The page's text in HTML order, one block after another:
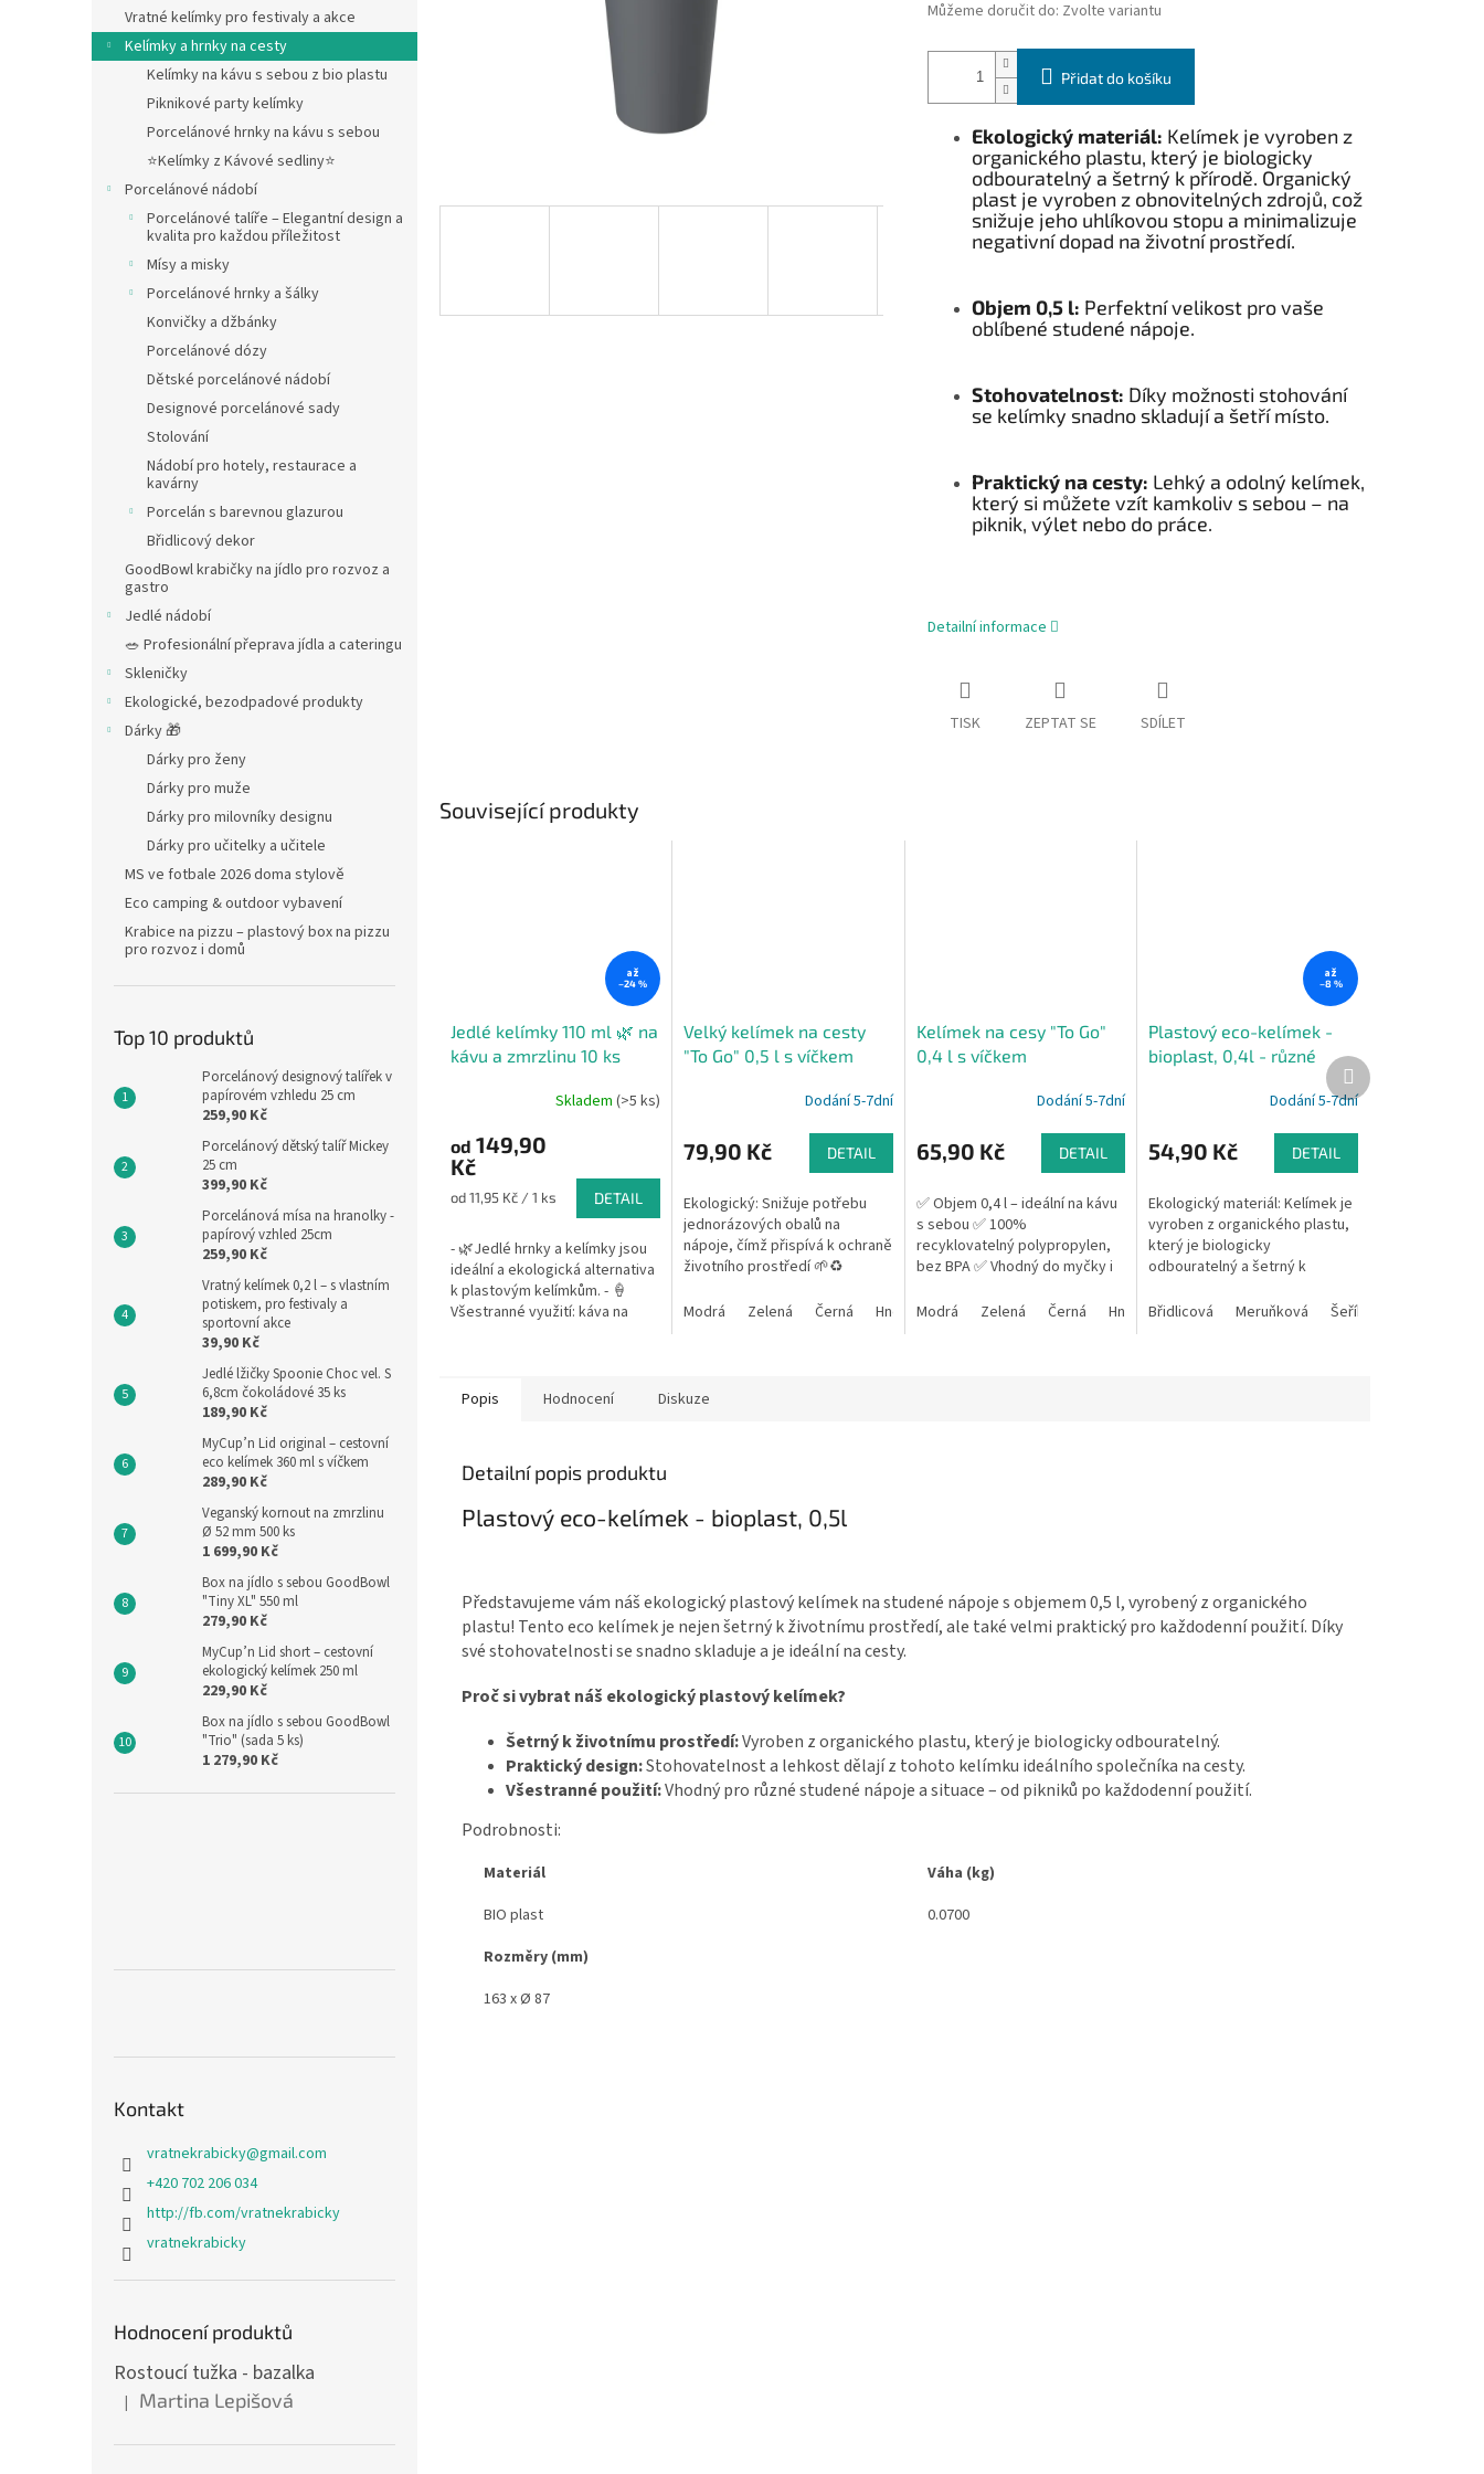
e
l
Vratné kelímky pro festivaly a akce
Kelímky a hrnky na cesty
Kelímky na kávu s sebou z bio plastu
Piknikové party kelímky
Porcelánové hrnky na kávu s sebou
⭐Kelímky z Kávové sedliny⭐
Porcelánové nádobí
Porcelánové talíře – Elegantní design a
kvalita pro každou příležitost
Mísy a misky
Porcelánové hrnky a šálky
Konvičky a džbánky
Porcelánové dózy
Dětské porcelánové nádobí
Designové porcelánové sady
Stolování
Nádobí pro hotely, restaurace a
kavárny
Porcelán s barevnou glazurou
Břidlicový dekor
GoodBowl krabičky na jídlo pro rozvoz a
gastro
Jedlé nádobí
🥗 Profesionální přeprava jídla a cateringu
Skleničky
Ekologické, bezodpadové produkty
Dárky 🎁
Dárky pro ženy
Dárky pro muže
Dárky pro milovníky designu
Dárky pro učitelky a učitele
MS ve fotbale 2026 doma stylově
Eco camping & outdoor vybavení
Krabice na pizzu – plastový box na pizzu
pro rozvoz i domů
Top 10 produktů
Porcelánový designový talířek v
papírovém vzhledu 25 cm
259,90 Kč
Porcelánový dětský talíř Mickey
25 cm
399,90 Kč
Porcelánová mísa na hranolky -
papírový vzhled 25cm
259,90 Kč
Vratný kelímek 0,2 l – s vlastním
potiskem, pro festivaly a
sportovní akce
39,90 Kč
Jedlé lžičky Spoonie Choc vel. S
6,8cm čokoládové 35 ks
189,90 Kč
MyCup’n Lid original – cestovní
eco kelímek 360 ml s víčkem
289,90 Kč
Veganský kornout na zmrzlinu
Ø 52 mm 500 ks
1 699,90 Kč
Box na jídlo s sebou GoodBowl
"Tiny XL" 550 ml
279,90 Kč
MyCup’n Lid short – cestovní
ekologický kelímek 250 ml
229,90 Kč
Box na jídlo s sebou GoodBowl
"Trio" (sada 5 ks)
1 279,90 Kč
Kontakt
vratnekrabicky@gmail.com
+420 702 206 034
http://fb.com/vratnekrabicky
vratnekrabicky
Hodnocení produktů
Rostoucí tužka - bazalka
Hodnocení produktu je 5 z 5 hvězdiček.
| Martina Lepišová
Můžeme doručit do: Zvolte variantu
Přidat do košíku
Ekologický materiál: Kelímek je vyroben z
organického plastu, který je biologicky
odbouratelný a šetrný k přírodě. Organický
plast je vyroben z obnovitelných zdrojů, což
snižuje jeho uhlíkovou stopu a minimalizuje
negativní dopad na životní prostředí.
Objem 0,5 l: Perfektní velikost pro vaše
oblíbené studené nápoje.
Stohovatelnost: Díky možnosti stohování
se kelímky snadno skladují a šetří místo.
Praktický na cesty: Lehký a odolný kelímek,
který si můžete vzít kamkoliv s sebou – na
piknik, výlet nebo do práce.
Detailní informace
TISK ZEPTAT SE SDÍLET
Související produkty
až
–24 %
Jedlé kelímky 110 ml 🌿 na
kávu a zmrzlinu 10 ks
Skladem (>5 ks)
od 149,90
Kč
Měrná
od 11,95 Kč / 1 ks DETAIL
- 🌿Jedlé hrnky a kelímky jsou
ideální a ekologická alternativa
k plastovým kelímkům. - 🍦
Všestranné využití: káva na
Velký kelímek na cesty
"To Go" 0,5 l s víčkem
Dodání 5-7dní
79,90 Kč DETAIL
Ekologický: Snižuje potřebu
jednorázových obalů na
nápoje, čímž přispívá k ochraně
životního prostředí 🌱♻️
studené nápoje – ideální jako
Modrá Zelená Černá Hnědá Růžová
Kelímek na cesy "To Go"
0,4 l s víčkem
Dodání 5-7dní
65,90 Kč DETAIL
✅ Objem 0,4 l – ideální na kávu
s sebou ✅ 100%
recyklovatelný polypropylen,
bez BPA ✅ Vhodný do myčky i
vlastního potisku ✅ Vyroben v
Modrá Zelená Černá Hnědá Růžová
až
–8 %
Plastový eco-kelímek -
bioplast, 0,4l - různé
Dodání 5-7dní
54,90 Kč DETAIL
Ekologický materiál: Kelímek je
vyroben z organického plastu,
který je biologicky
odbouratelný a šetrný k
vyroben z obnovitelných
Břidlicová Meruňková Šeříková
Další
produkt
Popis Hodnocení Diskuze
Detailní popis produktu
Plastový eco-kelímek - bioplast, 0,5l
Představujeme vám náš ekologický plastový kelímek na studené nápoje s objemem 0,5 l, vyrobený z organického
plastu! Tento eco kelímek je nejen šetrný k životnímu prostředí, ale také velmi praktický pro každodenní použití. Díky
své stohovatelnosti se snadno skladuje a je ideální na cesty.
Proč si vybrat náš ekologický plastový kelímek?
Šetrný k životnímu prostředí:Vyroben z organického plastu, který je biologicky odbouratelný.
Praktický design:Stohovatelnost a lehkost dělají z tohoto kelímku ideálního společníka na cesty.
Všestranné použití:Vhodný pro různé studené nápoje a situace – od pikniků po každodenní použití.
Podrobnosti:
Materiál
BIO plast
Váha (kg)
0.0700
Rozměry (mm)
163 x Ø 87